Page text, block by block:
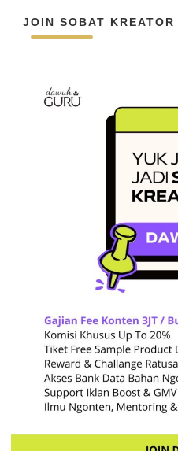
JOIN SOBAT KREATOR